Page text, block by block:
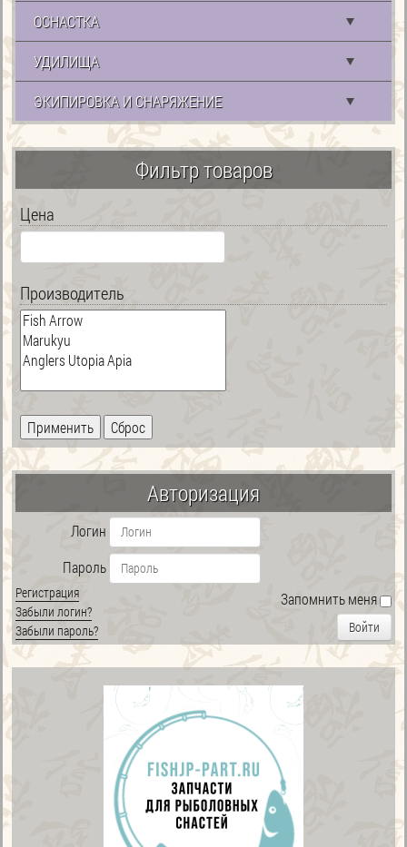
ОСНАСТКА
УДИЛИЩА
ЭКИПИРОВКА И СНАРЯЖЕНИЕ
Фильтр товаров
Цена
Производитель
Авторизация
Логин
Пароль
Запомнить меня
Войти
Регистрация
Забыли логин?
Забыли пароль?